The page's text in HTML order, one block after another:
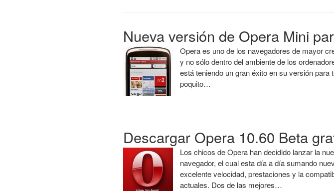
Nueva versión de Opera Mini
Opera es uno de los navegadores de mayor
y no sólo dentro del ambiente de los
está teniendo un gran éxito en su versión
poquito…
Descargar Opera 10.60 Beta
Los chicos de Opera han decidido lanzar la
navegador, el cual esta día a día sumando
excelente velocidad, prestaciones y la
actuales. Dos de las mejores…